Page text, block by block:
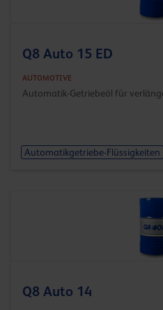
Q8 Auto 15 ED
AUTOMOTIVE
Automatik-Getriebeöl für
Automatikgetriebe-Flüssigkeiten
Q8 Auto 14